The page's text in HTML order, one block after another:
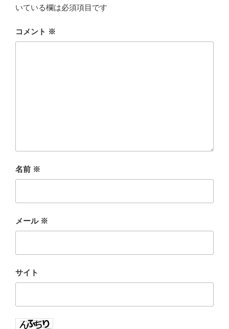
いている欄は必須項目です
コメント ※
名前 ※
メール ※
サイト